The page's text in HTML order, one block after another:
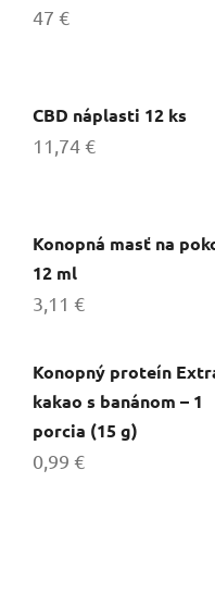
47 €
CBD náplasti 12 ks
11,74 €
Konopná masť na
12 ml
3,11 €
Konopný proteín
kakao s banánom – 1
porcia (15 g)
0,99 €